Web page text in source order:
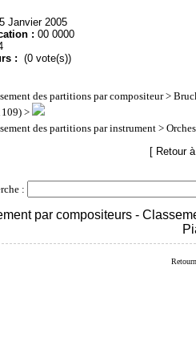
Janvier 2005
: 00 0000
:
(0 vote(s))
des partitions par compositeur>
>
des partitions par instrument >
[ Retour
:
par compositeurs -